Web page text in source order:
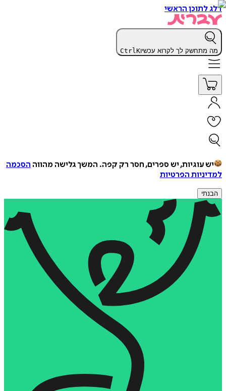
דלג לתוכן הראשי
מה מתחשק לך לקרוא עכשיו CtrlK
יש עוגיות, יש ספרים, חסר רק קפה. המשך גלישה מהווה הסכמה
למדיניות הפרטיות
הבנתי